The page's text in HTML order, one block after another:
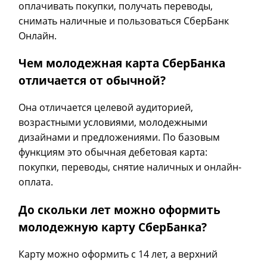
оплачивать покупки, получать переводы,
снимать наличные и пользоваться СберБанк
Онлайн.
Чем молодежная карта СберБанка
отличается от обычной?
Она отличается целевой аудиторией,
возрастными условиями, молодежными
дизайнами и предложениями. По базовым
функциям это обычная дебетовая карта:
покупки, переводы, снятие наличных и онлайн-
оплата.
До скольки лет можно оформить
молодежную карту СберБанка?
Карту можно оформить с 14 лет, а верхний